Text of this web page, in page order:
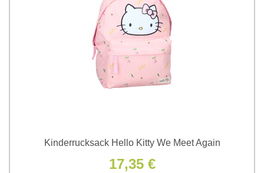
Kinderrucksack Hello Kitty We Meet Again
17,35 €